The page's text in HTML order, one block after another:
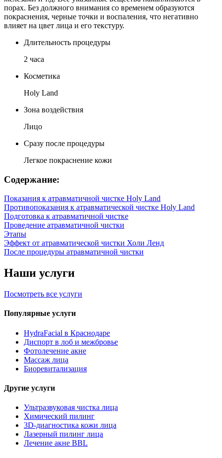
порах. Без должного внимания со временем образуются
покраснения, черные точки и воспаления, что негативно
влияет на цвет лица и его текстуру.
Длительность процедуры
2 часа
Косметика
Holy Land
Зона воздействия
Лицо
Сразу после процедуры
Легкое покраснение кожи
Содержание:
Показания к атравматичной чистке Holy Land
Противопоказания к атравматической чистке Holy Land
Подготовка к атравматичной чистке
Проведение атравматичной чистки
Этапы
Эффект от атравматической чистки Холи Ленд
После процедуры атравматичной чистки
Наши услуги
Посмотреть все услуги
Популярные услуги
HydraFacial в Краснодаре
Диспорт в лоб и межбровье
Фотолечение акне
Массаж лица
Биоревитализация
Другие услуги
Ультразвуковая чистка лица
Химический пилинг
3D-диагностика кожи лица
Лазерный пилинг лица
Лечение акне BBL